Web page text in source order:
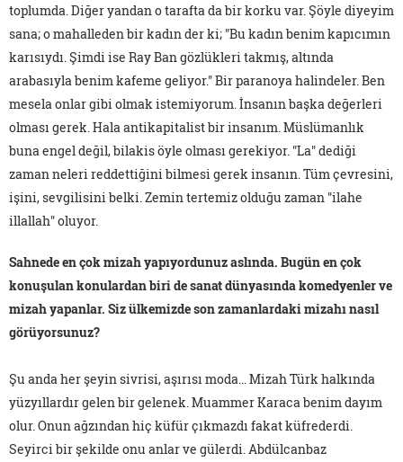
toplumda. Diğer yandan o tarafta da bir korku var. Şöyle diyeyim
sana; o mahalleden bir kadın der ki; "Bu kadın benim kapıcımın
karısıydı. Şimdi ise Ray Ban gözlükleri takmış, altında
arabasıyla benim kafeme geliyor." Bir paranoya halindeler. Ben
mesela onlar gibi olmak istemiyorum. İnsanın başka değerleri
olması gerek. Hala antikapitalist bir insanım. Müslümanlık
buna engel değil, bilakis öyle olması gerekiyor. "La" dediği
zaman neleri reddettiğini bilmesi gerek insanın. Tüm çevresini,
işini, sevgilisini belki. Zemin tertemiz olduğu zaman "ilahe
illallah" oluyor.
Sahnede en çok mizah yapıyordunuz aslında. Bugün en çok
konuşulan konulardan biri de sanat dünyasında komedyenler ve
mizah yapanlar. Siz ülkemizde son zamanlardaki mizahı nasıl
görüyorsunuz?
Şu anda her şeyin sivrisi, aşırısı moda… Mizah Türk halkında
yüzyıllardır gelen bir gelenek. Muammer Karaca benim dayım
olur. Onun ağzından hiç küfür çıkmazdı fakat küfrederdi.
Seyirci bir şekilde onu anlar ve gülerdi. Abdülcanbaz